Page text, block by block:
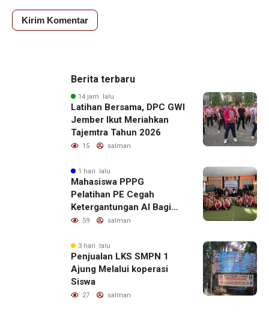
Berita terbaru
14 jam lalu
Latihan Bersama, DPC GWI
Jember Ikut Meriahkan
Tajemtra Tahun 2026
15 salman
1 hari lalu
Mahasiswa PPPG
Pelatihan PE Cegah
Ketergantungan AI Bagi
59 salman
3 hari lalu
Penjualan LKS SMPN 1
Ajung Melalui koperasi
Siswa
27 salman